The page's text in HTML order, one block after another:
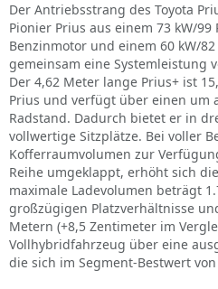
Der Antriebsstrang des Toyota
Pionier Prius aus einem 73 kW/99
Benzinmotor und einem 60 kW/
gemeinsam eine Systemleistung
Der 4,62 Meter lange Prius+ ist
Prius und verfügt über einen um
Radstand. Dadurch bietet er in
vollwertige Sitzplätze. Bei voller
Kofferraumvolumen zur
Reihe umgeklappt, erhöht sich
maximale Ladevolumen beträgt
großzügigen Platzverhältnisse
Metern (+8,5 Zentimeter im
Vollhybridfahrzeug über eine
die sich im Segment-Bestwert